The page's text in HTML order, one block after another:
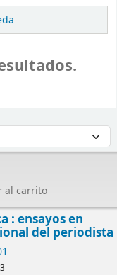
al carrito
: ensayos en
del periodista